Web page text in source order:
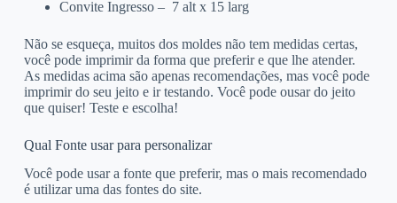
Convite Ingresso – 7 alt x 15 larg
Não se esqueça, muitos dos moldes não tem medidas certas,
você pode imprimir da forma que preferir e que lhe atender.
As medidas acima são apenas recomendações, mas você pode
imprimir do seu jeito e ir testando. Você pode ousar do jeito
que quiser! Teste e escolha!
Qual Fonte usar para personalizar
Você pode usar a fonte que preferir, mas o mais recomendado
é utilizar uma das fontes do site.